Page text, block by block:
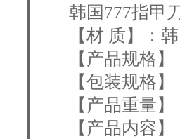
韩国777指甲
【材 质】：
【产品规格
【包装规格
【产品重量
【产品内容